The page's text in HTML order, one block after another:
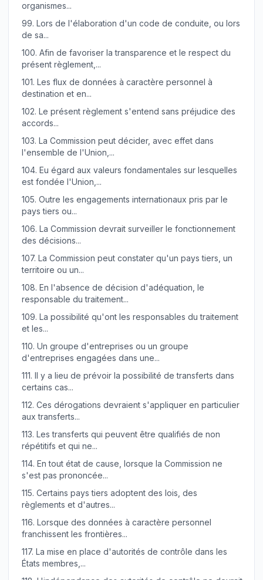
organismes...
99. Lors de l'élaboration d'un code de conduite, ou lors
de sa...
100. Afin de favoriser la transparence et le respect du
présent règlement,...
101. Les flux de données à caractère personnel à
destination et en...
102. Le présent règlement s'entend sans préjudice des
accords...
103. La Commission peut décider, avec effet dans
l'ensemble de l'Union,...
104. Eu égard aux valeurs fondamentales sur lesquelles
est fondée l'Union,...
105. Outre les engagements internationaux pris par le
pays tiers ou...
106. La Commission devrait surveiller le fonctionnement
des décisions...
107. La Commission peut constater qu'un pays tiers, un
territoire ou un...
108. En l'absence de décision d'adéquation, le
responsable du traitement...
109. La possibilité qu'ont les responsables du traitement
et les...
110. Un groupe d'entreprises ou un groupe
d'entreprises engagées dans une...
111. Il y a lieu de prévoir la possibilité de transferts dans
certains cas...
112. Ces dérogations devraient s'appliquer en particulier
aux transferts...
113. Les transferts qui peuvent être qualifiés de non
répétitifs et qui ne...
114. En tout état de cause, lorsque la Commission ne
s'est pas prononcée...
115. Certains pays tiers adoptent des lois, des
règlements et d'autres...
116. Lorsque des données à caractère personnel
franchissent les frontières...
117. La mise en place d'autorités de contrôle dans les
États membres,...